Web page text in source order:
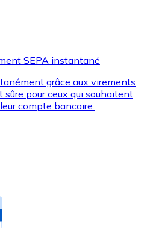
SEPA instantané
grâce aux virements
pour ceux qui souhaitent
compte bancaire.